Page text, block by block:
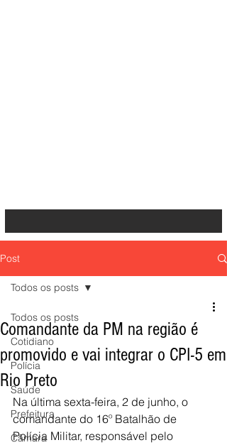
Post
Todos os posts
Cotidiano
Polícia
Saúde
Prefeitura
Câmara
Todos os posts
Comandante da PM na região é
promovido e vai integrar o CPI-5 em
Rio Preto
Na última sexta-feira, 2 de junho, o
comandante do 16º Batalhão de
Polícia Militar, responsável pelo